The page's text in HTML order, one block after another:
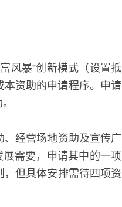
风暴”创新模式（设置抵
资助的申请程序。申请
经营场地资助及宣传广
需要，申请其中的一项
但具体安排需待四项资